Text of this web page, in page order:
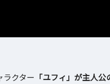
ラクター 「ユフィ」が主人